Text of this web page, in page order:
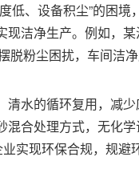
低、设备积尘”的困
洁净生产。例如，
脱粉尘困扰，车间洁
水的循环复用，减
合处理方式，无化
实现环保合规，规